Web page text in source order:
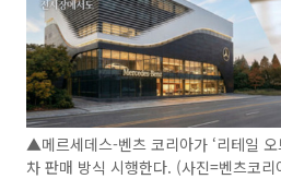
▲메르세데스-벤츠 코리아가 ‘리테일
차 판매 방식 시행한다. (사진=벤츠코리